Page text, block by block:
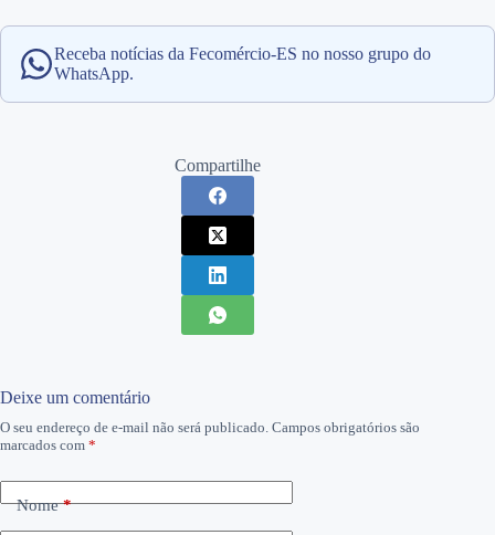
Receba notícias da Fecomércio-ES no nosso grupo do
WhatsApp.
Compartilhe
Deixe um comentário
O seu endereço de e-mail não será publicado. Campos obrigatórios são
marcados com *
Nome*